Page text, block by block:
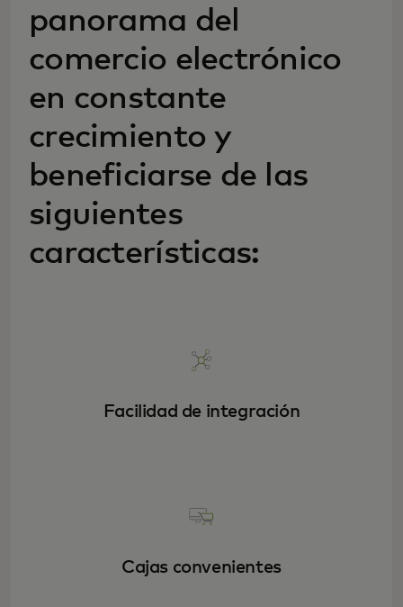
panorama del
comercio electrónico
en constante
crecimiento y
beneficiarse de las
siguientes
características:
Facilidad de integración
Cajas convenientes